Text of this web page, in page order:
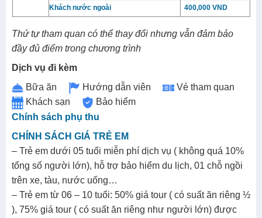
Khách nước ngoài 400,000 VND
Thứ tự tham quan có thể thay đổi nhưng vẫn đảm bảo
đầy đủ điểm trong chương trình
Dịch vụ đi kèm
Bữa ăn
Hướng dẫn viên
Vé tham quan
Khách sạn
Bảo hiểm
Chính sách phụ thu
CHÍNH SÁCH GIÁ TRẺ EM
– Trẻ em dưới 05 tuổi miễn phí dịch vụ ( không quá 10%
tổng số người lớn), hỗ trợ bảo hiểm du lịch, 01 chỗ ngồi
trên xe, tàu, nước uống…
– Trẻ em từ 06 – 10 tuối: 50% giá tour ( có suất ăn riêng ½
), 75% giá tour ( có suất ăn riêng như người lớn) được